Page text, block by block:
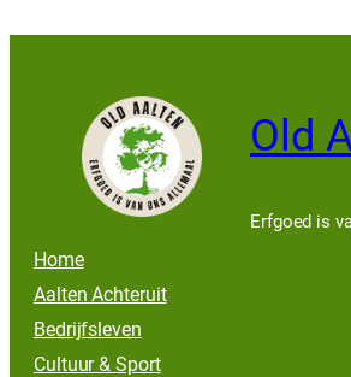
Old
Erfgoed is
Home
Aalten Achteruit
Bedrijfsleven
Cultuur & Sport